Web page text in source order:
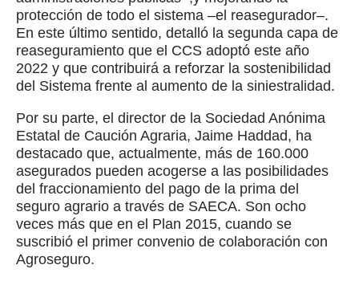
protección de todo el sistema –el reasegurador–.
En este último sentido, detalló la segunda capa de
reaseguramiento que el CCS adoptó este año
2022 y que contribuirá a reforzar la sostenibilidad
del Sistema frente al aumento de la siniestralidad.
Por su parte, el director de la Sociedad Anónima
Estatal de Caución Agraria, Jaime Haddad, ha
destacado que, actualmente, más de 160.000
asegurados pueden acogerse a las posibilidades
del fraccionamiento del pago de la prima del
seguro agrario a través de SAECA. Son ocho
veces más que en el Plan 2015, cuando se
suscribió el primer convenio de colaboración con
Agroseguro.